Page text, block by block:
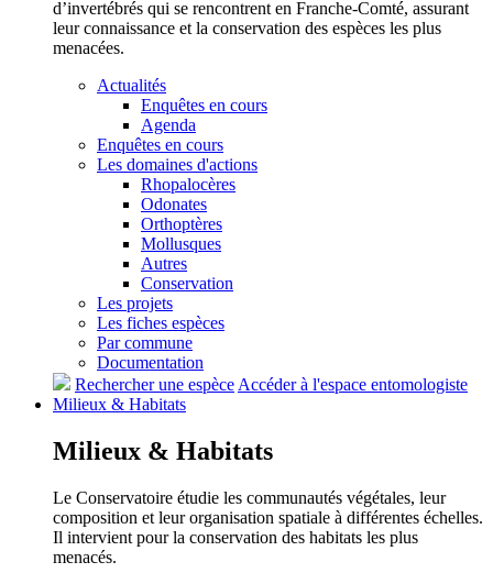
d’invertébrés qui se rencontrent en Franche-Comté, assurant
leur connaissance et la conservation des espèces les plus
menacées.
Actualités
Enquêtes en cours
Agenda
Enquêtes en cours
Les domaines d'actions
Rhopalocères
Odonates
Orthoptères
Mollusques
Autres
Conservation
Les projets
Les fiches espèces
Par commune
Documentation
Rechercher une espèce Accéder à l'espace entomologiste
Milieux & Habitats
Milieux & Habitats
Le Conservatoire étudie les communautés végétales, leur
composition et leur organisation spatiale à différentes échelles.
Il intervient pour la conservation des habitats les plus
menacés.